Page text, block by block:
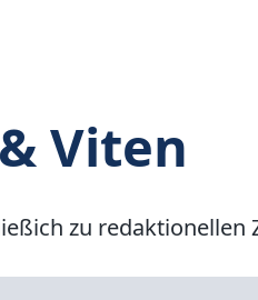
Viten
zu redaktionellen